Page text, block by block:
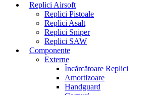
Replici Airsoft
Replici Pistoale
Replici Asalt
Replici Sniper
Replici SAW
Componente
Externe
Încărcătoare Replici
Amortizoare
Handguard